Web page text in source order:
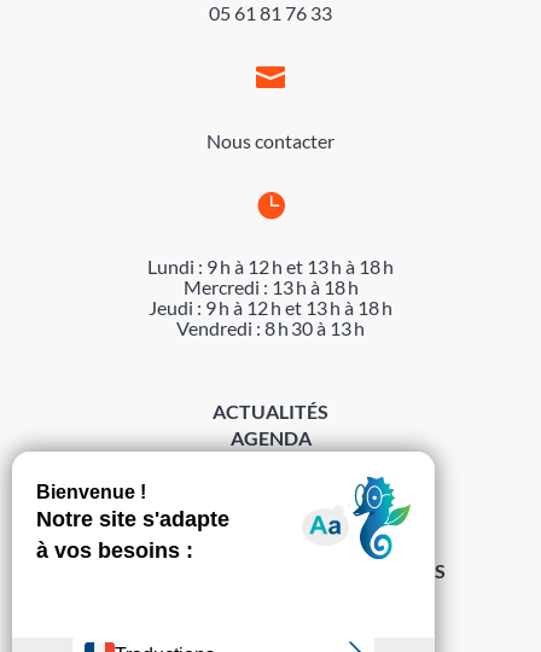
05 61 81 76 33

Nous contacter

Lundi : 9 h à 12 h et 13 h à 18 h
Mercredi : 13 h à 18 h
Jeudi : 9 h à 12 h et 13 h à 18 h
Vendredi : 8 h 30 à 13 h
ACTUALITÉS
AGENDA
MENTIONS LÉGALES
PROTECTION DES DONNÉES
POLITIQUE DE GESTION DES COOKIES